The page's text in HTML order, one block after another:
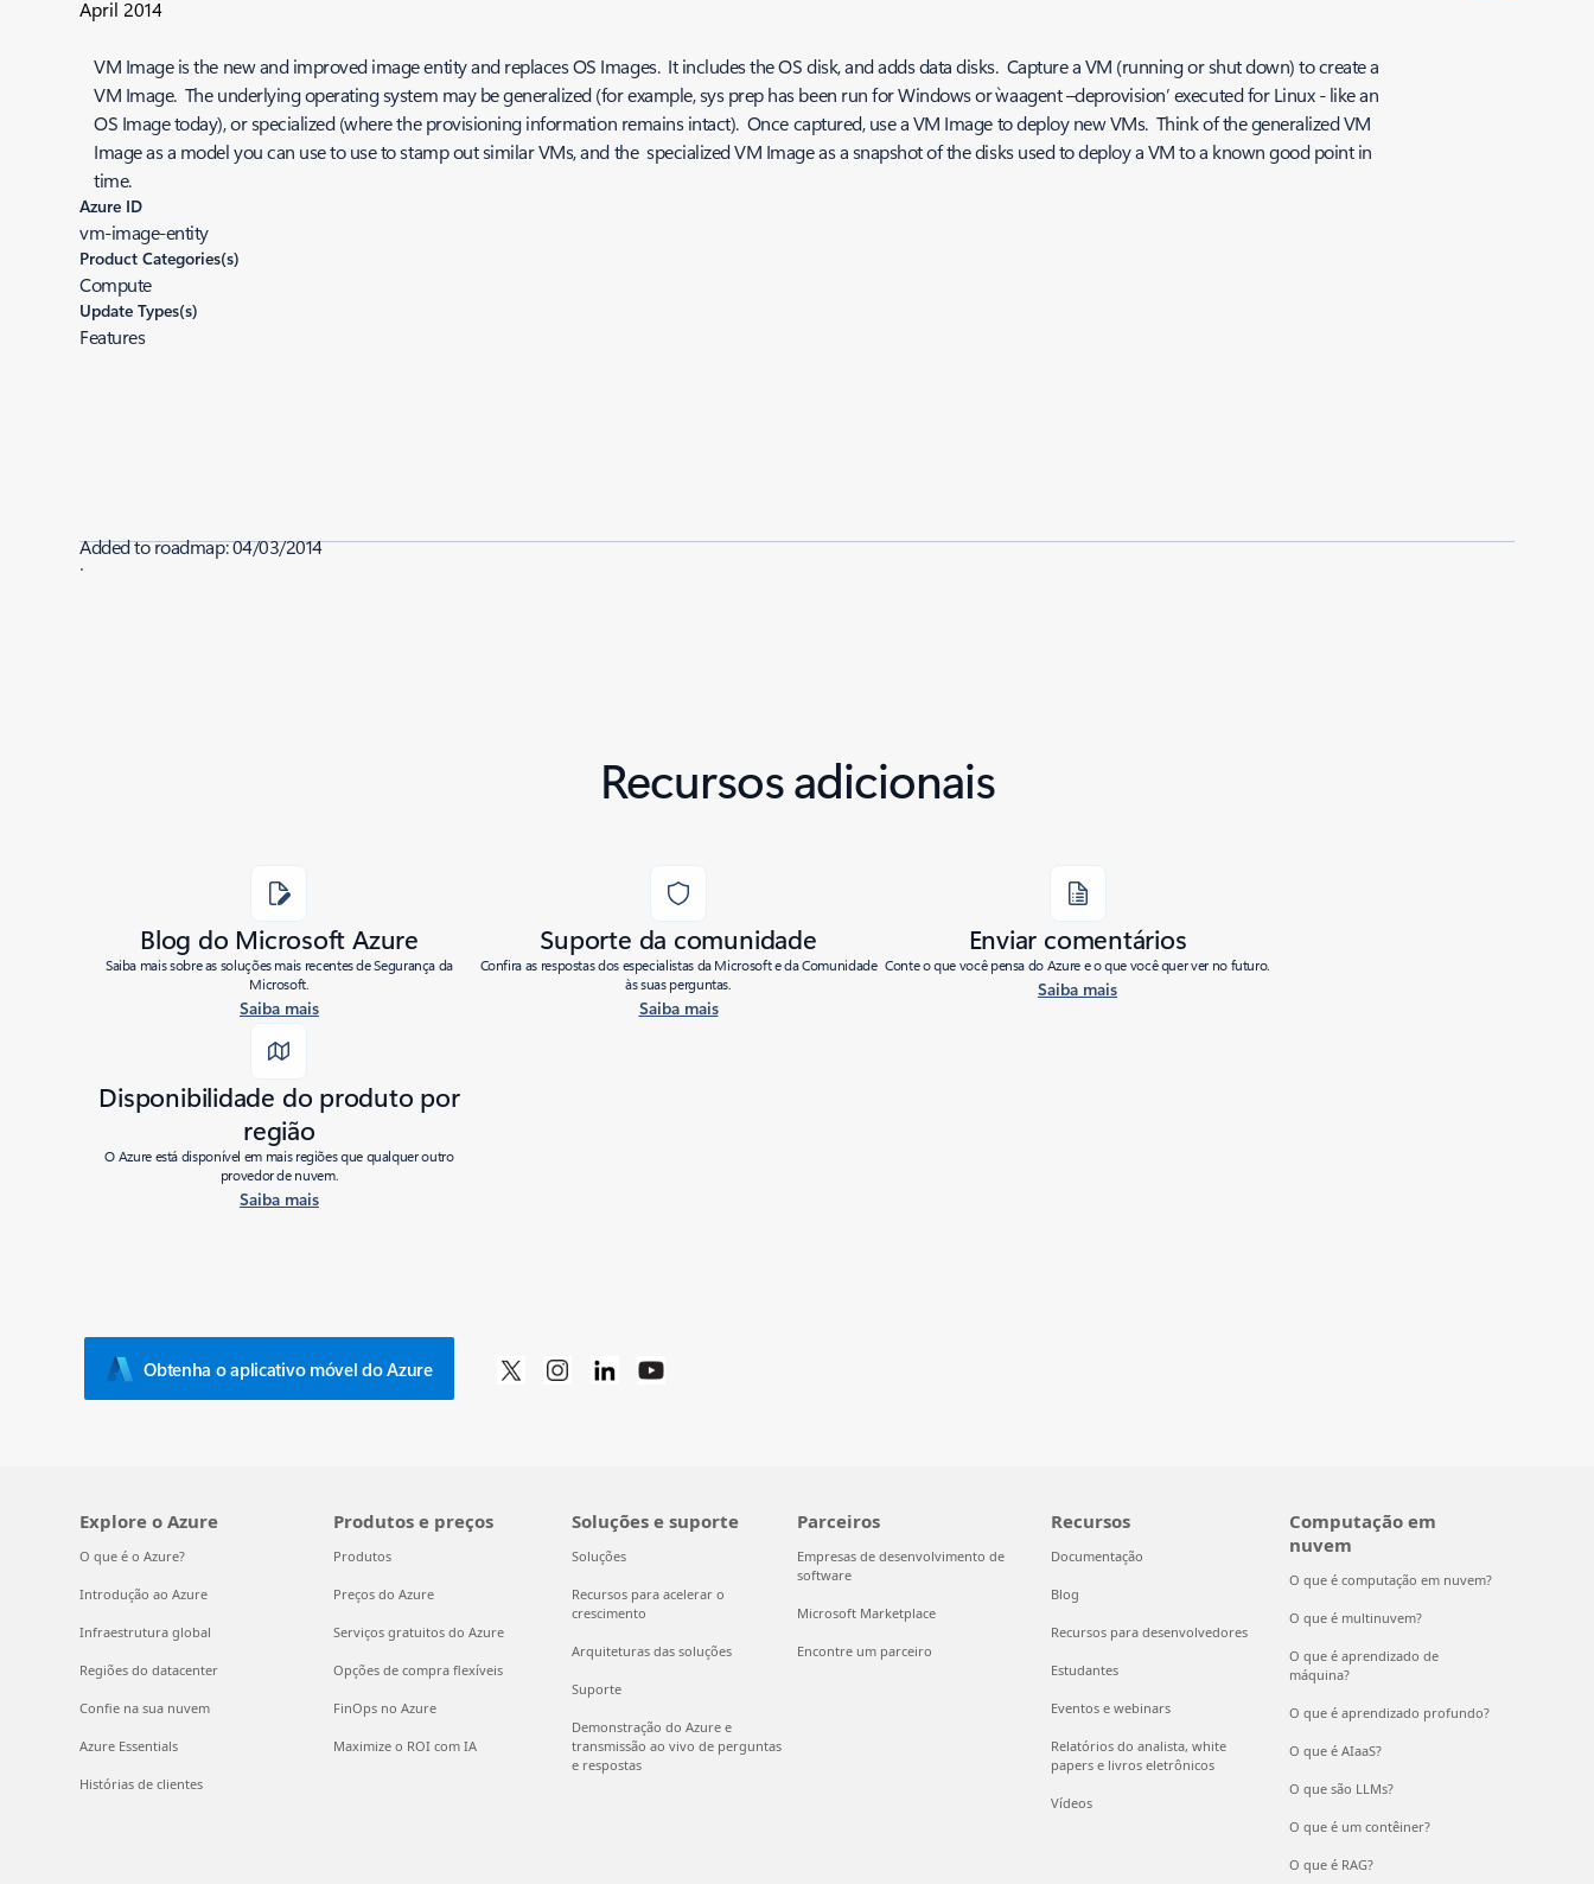
April 2014
VM Image is the new and improved image entity and replaces OS Images. It includes the OS disk, and adds data disks. Capture a VM (running or shut down) to create a
VM Image. The underlying operating system may be generalized (for example, sys prep has been run for Windows or `waagent –deprovision’ executed for Linux - like an
OS Image today), or specialized (where the provisioning information remains intact). Once captured, use a VM Image to deploy new VMs. Think of the generalized VM
Image as a model you can use to use to stamp out similar VMs, and the specialized VM Image as a snapshot of the disks used to deploy a VM to a known good point in
time.
Azure ID
vm-image-entity
Product Categories(s)
Compute
Update Types(s)
Features
Added to roadmap:04/03/2014
|
Recursos adicionais
Blog do Microsoft Azure
Saiba mais sobre as soluções mais recentes de Segurança da
Microsoft.
Saiba mais
Suporte da comunidade
Confira as respostas dos especialistas da Microsoft e da Comunidade
às suas perguntas.
Saiba mais
Enviar comentários
Conte o que você pensa do Azure e o que você quer ver no futuro.
Saiba mais
Disponibilidade do produto por
região
O Azure está disponível em mais regiões que qualquer outro
provedor de nuvem.
Saiba mais
Obtenha o aplicativo móvel do Azure
Explore o Azure
O que é o Azure?
Introdução ao Azure
Infraestrutura global
Regiões do datacenter
Confie na sua nuvem
Azure Essentials
Histórias de clientes
Produtos e preços
Produtos
Preços do Azure
Serviços gratuitos do Azure
Opções de compra flexíveis
FinOps no Azure
Maximize o ROI com IA
Soluções e suporte
Soluções
Recursos para acelerar o
crescimento
Arquiteturas das soluções
Suporte
Demonstração do Azure e
transmissão ao vivo de perguntas
e respostas
Parceiros
Empresas de desenvolvimento de
software
Microsoft Marketplace
Encontre um parceiro
Recursos
Documentação
Blog
Recursos para desenvolvedores
Estudantes
Eventos e webinars
Relatórios do analista, white
papers e livros eletrônicos
Vídeos
Computação em
nuvem
O que é computação em nuvem?
O que é multinuvem?
O que é aprendizado de
máquina?
O que é aprendizado profundo?
O que é AIaaS?
O que são LLMs?
O que é um contêiner?
O que é RAG?